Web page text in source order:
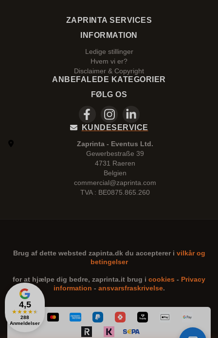
4,5
★★★★★
288
Anmeldelser
ZAPRINTA SERVICES
INFORMATION
Ledige stillinger
Hvem vi er?
Disclaimer & Copyright
ANBEFALEDE KATEGORIER
FØLG OS
KUNDESERVICE
Zaprinta - Eventus Ltd.
Gewerbestraße 39
4731 Raeren
Belgien
commercial@zaprinta.com
TVA : BE0875.865.260
Brug af dette websted zapinta.dk du accepterer i vilkår og
betingelser
for at hjælpe dig bedre, zaprinta.it brug i cookies - Privacy
information - ansvarsfraskrivelse.